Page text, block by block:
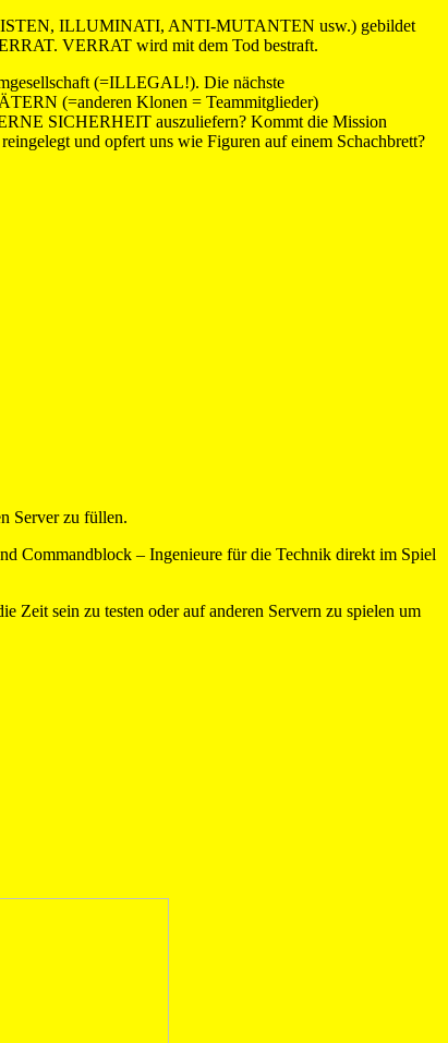
ILLUMINATI, ANTI-MUTANTEN usw.) gebildet
VERRAT wird mit dem Tod bestraft.
(=ILLEGAL!). Die nächste
(=anderen Klonen = Teammitglieder)
SICHERHEIT auszuliefern? Kommt die Mission
und opfert uns wie Figuren auf einem Schachbrett?
Server zu füllen.
Commandblock – Ingenieure für die Technik direkt im Spiel
Zeit sein zu testen oder auf anderen Servern zu spielen um